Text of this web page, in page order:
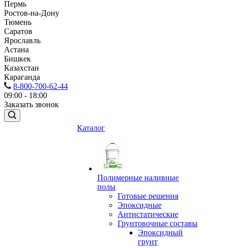
Пермь
Ростов-на-Дону
Тюмень
Саратов
Ярославль
Астана
Бишкек
Казахстан
Караганда
8-800-700-62-44
09:00 - 18:00
Заказать звонок
Каталог
Полимерные наливные
полы
Готовые решения
Эпоксидные
Антистатические
Грунтовочные составы
Эпоксидный
грунт